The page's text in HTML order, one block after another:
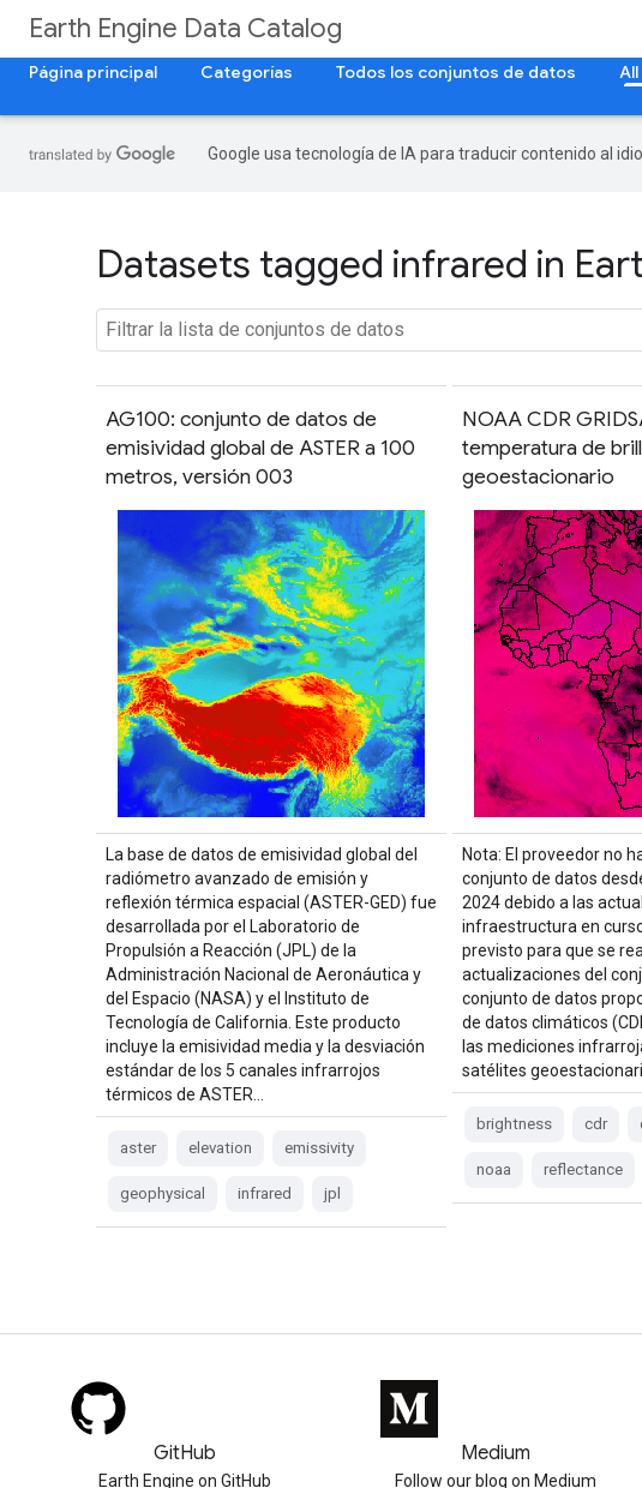
Earth Engine Data Catalog
Página principal
Categorías Todos los conjuntos de datos All
Google usa tecnología de IA para traducir contenido al
Datasets tagged infrared in
AG100: conjunto de datos de
emisividad global de ASTER a 100
metros, versión 003
La base de datos de emisividad global del
radiómetro avanzado de emisión y
reflexión térmica espacial (ASTER-GED) fue
desarrollada por el Laboratorio de
Propulsión a Reacción (JPL) de la
Administración Nacional de Aeronáutica y
del Espacio (NASA) y el Instituto de
Tecnología de California. Este producto
incluye la emisividad media y la desviación
estándar de los 5 canales infrarrojos
térmicos de ASTER…
aster elevation emissivity
geophysical infrared jpl
NOAA CDR
temperatura de
geoestacionario
Nota: El proveedor no
conjunto de datos
2024 debido a las
infraestructura en
previsto para que se
actualizaciones del
conjunto de datos
de datos climáticos
las mediciones
satélites
brightness cdr
noaa reflectance
GitHub
Earth Engine on GitHub
Medium
Follow our blog on Medium